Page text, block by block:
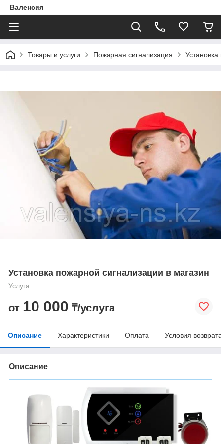
Валенсия
Товары и услуги Пожарная сигнализация
Установка пожарной сигнализации в магазин
Услуга
от 10 000 ₸/услуга
Описание Характеристики Оплата Условия
Описание